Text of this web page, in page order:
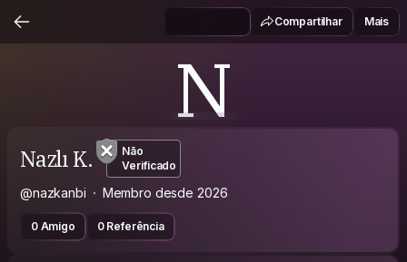
Compartilhar Mais
N
Nazlı K.
Não
Verificado
@nazkanbi Membro desde 2026
0 Amigo 0 Referência